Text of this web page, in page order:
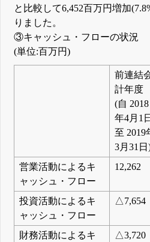
と比較して6,452百万円増加
りました。
③キャッシュ・フローの状況
(単位:百万円)
前連結
計年度
(自 2018
年4月1日
至 2019
3月31日
営業活動によるキ
ャッシュ・フロー
12,262
投資活動によるキ
ャッシュ・フロー
△7,654
財務活動によるキ
△3,720